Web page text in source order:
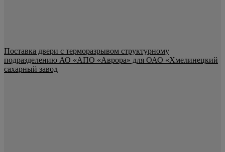
Поставка двери с терморазрывом структурному
подразделению АО «АПО «Аврора» для ОАО «Хмелинецкий
сахарный завод